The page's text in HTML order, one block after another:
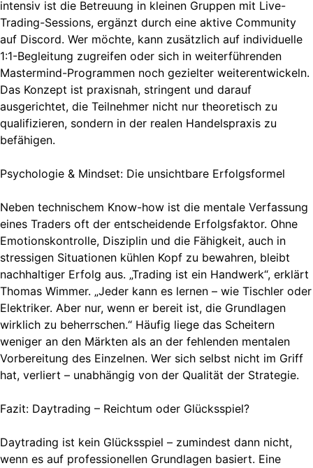
intensiv ist die Betreuung in kleinen Gruppen mit Live-
Trading-Sessions, ergänzt durch eine aktive Community
auf Discord. Wer möchte, kann zusätzlich auf individuelle
1:1-Begleitung zugreifen oder sich in weiterführenden
Mastermind-Programmen noch gezielter weiterentwickeln.
Das Konzept ist praxisnah, stringent und darauf
ausgerichtet, die Teilnehmer nicht nur theoretisch zu
qualifizieren, sondern in der realen Handelspraxis zu
befähigen.
Psychologie & Mindset: Die unsichtbare Erfolgsformel
Neben technischem Know-how ist die mentale Verfassung
eines Traders oft der entscheidende Erfolgsfaktor. Ohne
Emotionskontrolle, Disziplin und die Fähigkeit, auch in
stressigen Situationen kühlen Kopf zu bewahren, bleibt
nachhaltiger Erfolg aus. „Trading ist ein Handwerk“, erklärt
Thomas Wimmer. „Jeder kann es lernen – wie Tischler oder
Elektriker. Aber nur, wenn er bereit ist, die Grundlagen
wirklich zu beherrschen.“ Häufig liege das Scheitern
weniger an den Märkten als an der fehlenden mentalen
Vorbereitung des Einzelnen. Wer sich selbst nicht im Griff
hat, verliert – unabhängig von der Qualität der Strategie.
Fazit: Daytrading – Reichtum oder Glücksspiel?
Daytrading ist kein Glücksspiel – zumindest dann nicht,
wenn es auf professionellen Grundlagen basiert. Eine